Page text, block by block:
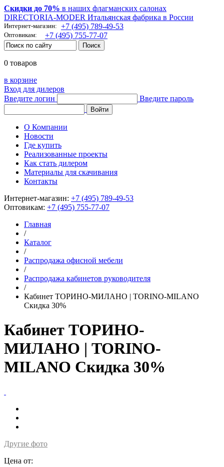
Скидки до 70% в наших флагманских салонах
DIRECTORIA-MODER Итальянская фабрика в России
Интернет-магазин: +7 (495) 789-49-53
Оптовикам: +7 (495) 755-77-07
0 товаров
в корзине
Вход для дилеров
Введите логин
Введите пароль
О Компании
Новости
Где купить
Реализованные проекты
Как стать дилером
Материалы для скачивания
Контакты
Интернет-магазин: +7 (495) 789-49-53
Оптовикам: +7 (495) 755-77-07
Главная
/
Каталог
/
Распродажа офисной мебели
/
Распродажа кабинетов руководителя
/
Кабинет ТОРИНО-МИЛАНО | TORINO-MILANO
Скидка 30%
Кабинет ТОРИНО-
МИЛАНО | TORINO-
MILANO Скидка 30%
Другие фото
Цена от: